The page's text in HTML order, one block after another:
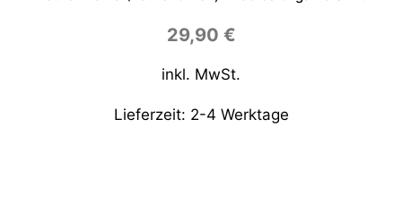
29,90 €
inkl. MwSt.
Lieferzeit: 2-4 Werktage